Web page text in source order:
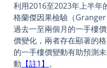
利用2016至2023年上半年
格蘭傑因果檢驗（
過去一至兩個月的一手樓
價變化，兩者存在顯著的
的一手樓價變動有助預測
動 【註1】 。